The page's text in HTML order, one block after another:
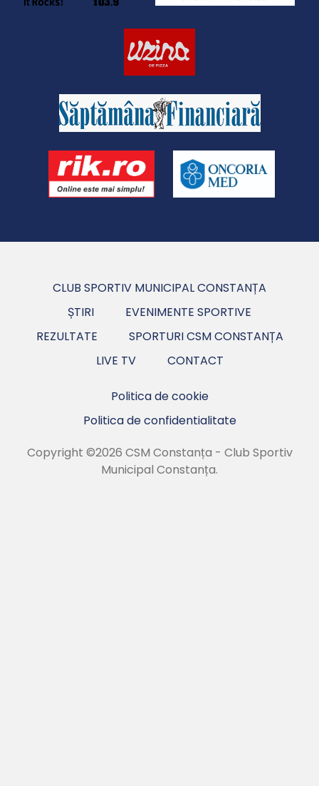
CLUB SPORTIV MUNICIPAL CONSTANȚA
ȘTIRI
EVENIMENTE SPORTIVE
REZULTATE
SPORTURI CSM CONSTANȚA
LIVE TV
CONTACT
Politica de cookie
Politica de confidentialitate
Copyright ©2026 CSM Constanța - Club Sportiv
Municipal Constanța.